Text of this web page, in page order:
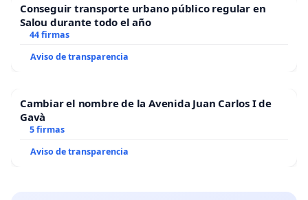
Conseguir transporte urbano público regular en
Salou durante todo el año
44 firmas
Aviso de transparencia
Cambiar el nombre de la Avenida Juan Carlos I de
Gavà
5 firmas
Aviso de transparencia